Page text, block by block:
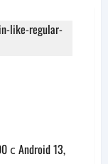
Android 13,